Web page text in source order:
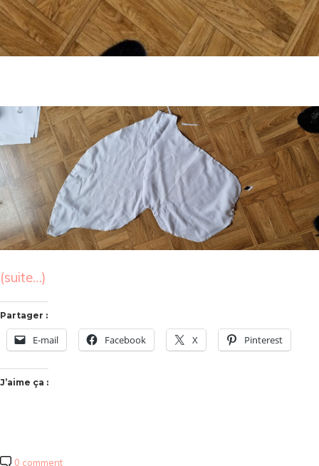
(suite…)
Partager :
E-mail Facebook X Pinterest
J’aime ça :
0 comment